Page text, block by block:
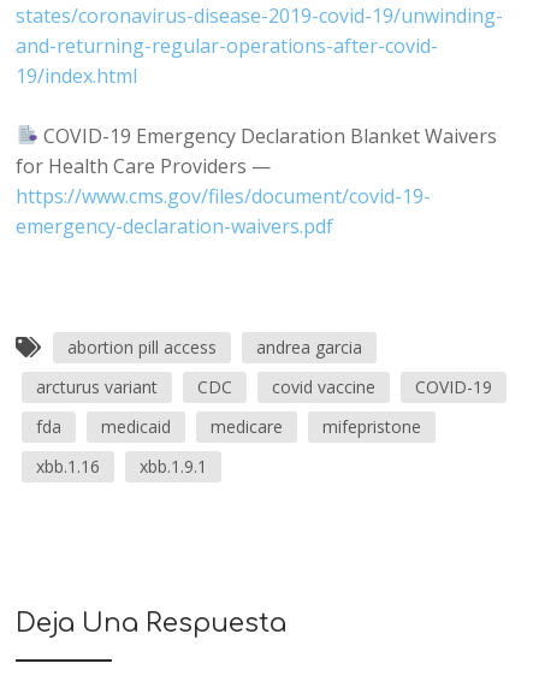
states/coronavirus-disease-2019-covid-19/unwinding-
and-returning-regular-operations-after-covid-
19/index.html
COVID-19 Emergency Declaration Blanket Waivers
for Health Care Providers —
https://www.cms.gov/files/document/covid-19-
emergency-declaration-waivers.pdf
abortion pill access
andrea garcia
arcturus variant
CDC covid vaccine
COVID-19
fda
medicaid medicare
mifepristone
xbb.1.16
xbb.1.9.1
Deja Una Respuesta